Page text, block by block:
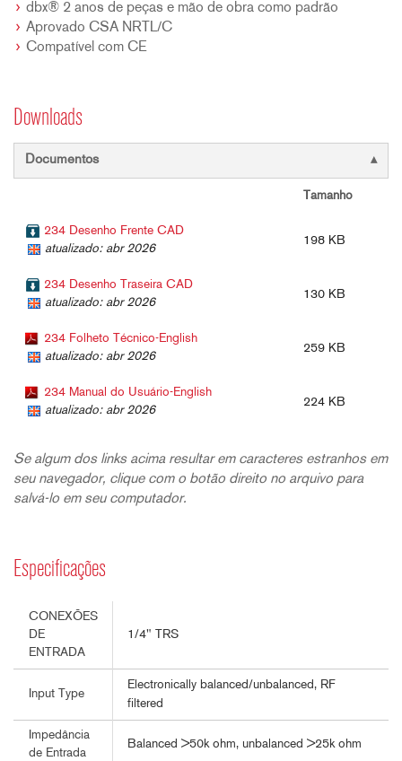
dbx® 2 anos de peças e mão de obra como padrão
Aprovado CSA NRTL/C
Compatível com CE
Downloads
Documentos
Tamanho
234 Desenho Frente CAD
atualizado: abr 2026
198 KB
234 Desenho Traseira CAD
atualizado: abr 2026
130 KB
234 Folheto Técnico-English
atualizado: abr 2026
259 KB
234 Manual do Usuário-English
atualizado: abr 2026
224 KB
Se algum dos links acima resultar em caracteres estranhos em
seu navegador, clique com o botão direito no arquivo para
salvá-lo em seu computador.
Especificações
CONEXÕES
DE
ENTRADA
1/4" TRS
Input Type
Electronically balanced/unbalanced, RF
filtered
Impedância
de Entrada
Balanced >50k ohm, unbalanced >25k ohm